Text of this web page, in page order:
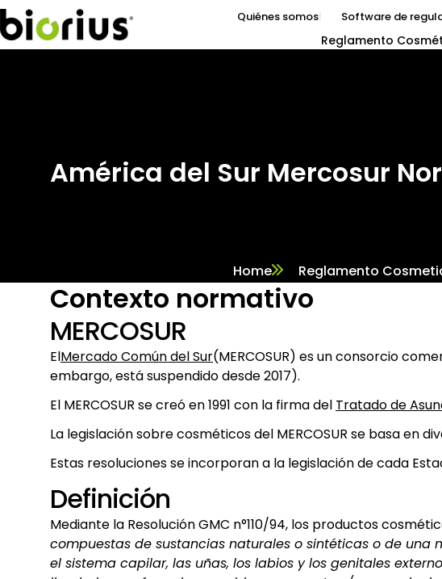
Quiénes somos Software de
Reglamento
América del Sur Mercosur
Home Reglamento
Contexto normativo
MERCOSUR
ElMercado Común del Sur(MERCOSUR) es un consorcio
embargo, está suspendido desde 2017).
El MERCOSUR se creó en 1991 con la firma del Tratado de
La legislación sobre cosméticos del MERCOSUR se basa en
Estas resoluciones se incorporan a la legislación de cada
Definición
Mediante la Resolución GMC n°110/94, los productos
compuestas de sustancias naturales o sintéticas o de una
el sistema capilar, las uñas, los labios y los genitales